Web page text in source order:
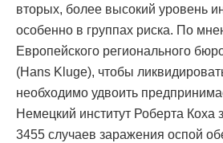
вторых, более высокий уровень
особенно в группах риска. По
Европейского регионального
(Hans Kluge), чтобы
необходимо удвоить
Немецкий институт Роберта Коха
3455 случаев заражения оспой